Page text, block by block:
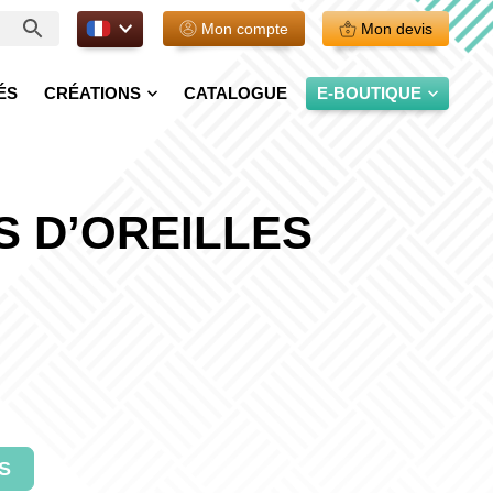
FR. Mon compte Mon devis
CRÉATIONS CATALOGUE E-BOUTIQUE
D’OREILLES